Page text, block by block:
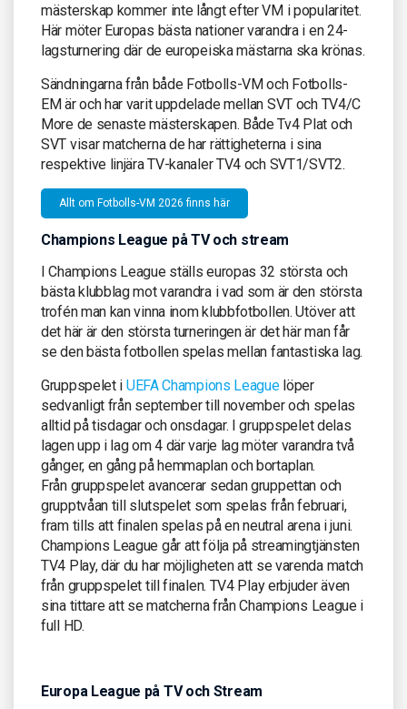
mästerskap kommer inte långt efter VM i popularitet.
Här möter Europas bästa nationer varandra i en 24-
lagsturnering där de europeiska mästarna ska krönas.
Sändningarna från både Fotbolls-VM och Fotbolls-
EM är och har varit uppdelade mellan SVT och TV4/C
More de senaste mästerskapen. Både Tv4 Plat och
SVT visar matcherna de har rättigheterna i sina
respektive linjära TV-kanaler TV4 och SVT1/SVT2.
Allt om Fotbolls-VM 2026 finns här
Champions League på TV och stream
I Champions League ställs europas 32 största och
bästa klubblag mot varandra i vad som är den största
trofén man kan vinna inom klubbfotbollen. Utöver att
det här är den största turneringen är det här man får
se den bästa fotbollen spelas mellan fantastiska lag.
Gruppspelet i UEFA Champions Leaguelöper
sedvanligt från september till november och spelas
alltid på tisdagar och onsdagar. I gruppspelet delas
lagen upp i lag om 4 där varje lag möter varandra två
gånger, en gång på hemmaplan och bortaplan.
Från gruppspelet avancerar sedan gruppettan och
grupptvåan till slutspelet som spelas från februari,
fram tills att finalen spelas på en neutral arena i juni.
Champions League går att följa på streamingtjänsten
TV4 Play, där du har möjligheten att se varenda match
från gruppspelet till finalen. TV4 Play erbjuder även
sina tittare att se matcherna från Champions League i
full HD.
Europa League på TV och Stream